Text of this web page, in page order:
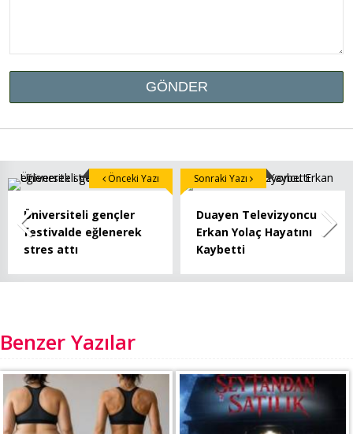
Üniversiteli gençler
festivalde eğlenerek
stres attı
Önceki Yazı
Duayen Televizyoncu
Erkan Yolaç Hayatını
Kaybetti
Sonraki Yazı
Benzer Yazılar